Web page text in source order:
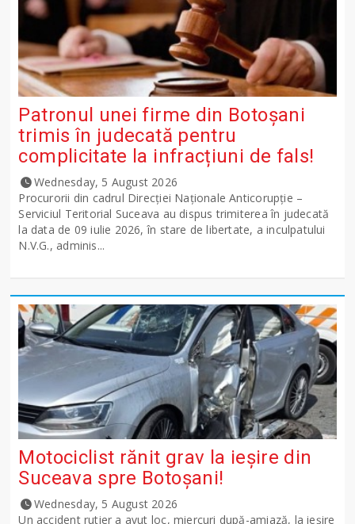
Patronul unei firme din Botoșani
trimis în judecată pentru
complicitate la infracțiuni de fals!
Wednesday, 5 August 2026
Procurorii din cadrul Direcției Naționale Anticorupție –
Serviciul Teritorial Suceava au dispus trimiterea în judecată
la data de 09 iulie 2026, în stare de libertate, a inculpatului
N.V.G., adminis...
Motociclist rănit grav la ieșire din
Suceava spre Botoșani!
Wednesday, 5 August 2026
Un accident rutier a avut loc, miercuri după-amiază, la ieșire